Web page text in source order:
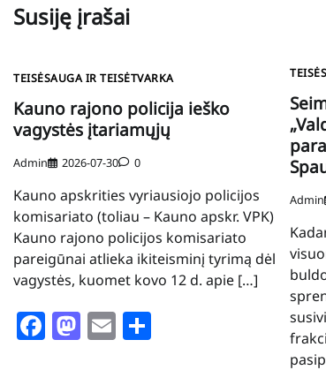
Susiję įrašai
TEISĖSAUGA IR TEISĖTVARKA
Kauno rajono policija ieško
vagystės įtariamųjų
Admin 2026-07-30 0
Kauno apskrities vyriausiojo policijos
komisariato (toliau – Kauno apskr. VPK)
Kauno rajono policijos komisariato
pareigūnai atlieka ikiteisminį tyrimą dėl
vagystės, kuomet kovo 12 d. apie […]
Facebook
Mastodon
Email
Admin